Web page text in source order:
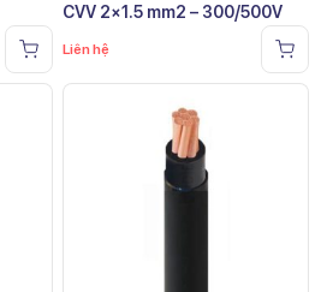
CVV 2×1.5 mm2 – 300/500V
Liên hệ